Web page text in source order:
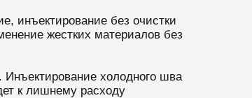
инъектирование без очистки
жестких материалов без
холодного шва
к лишнему расходу